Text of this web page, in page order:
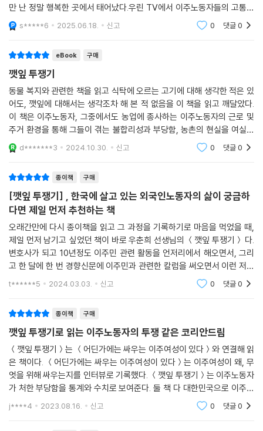
가 살고 있다. 그것도 매달 수십만 원의 돈을 지불하면서!
이 책에 있는 그대로 서술한다. 이주노동자들이 사는 집은 대부분 냉·난방
장치가 허술한 데다 자연재해를 막아줄 안전장치가 전혀 없었다. 밭 한가
운데 외따로 있던 한 비닐하우스 집은 잠금장치가 없어 아무나 들어올 수
있었고, 콘크리트 농수로 위에 그야말로 ‘얹어놓은’ 컨테이너 집은 집 밑에
물이 졸졸 흘렀다. 왕복 2차선 도로 옆에 있던 두 명이 누우면 꽉 차는 네다
섯 평의 컨테이너에는 세 명의 이주노동자가 부대끼며 살면서 매달 75만
원을 냈고, 다 쓰러져 가는 폐가를 대충 고쳐놓아 한겨울 바람이 숭숭 들어
오는 공간에는 다섯 명의 이주노동자가 월세로 2백만 원을 내고 살았다. 저
연한 권리에 대해 말한다.
컨테이너 두 개가 붙어 있는 열 평 남짓한 공간에 방, 부엌, 샤워실이 하나
씩 있었다. 햇빛도 제대로 들지 않았고 환기도 전혀 되지 않았다. …… 집 안
곳곳에 온갖 벌레가 우글거렸다. 부엌은 각종 곰팡이가 마치 작은 생태계
를 이루는 것 같았다. 관리를 안 해서가 아니라 환경이 그랬다. 그 공간에서
세 명은 방에서 자고 나머지 두 명은 방이 좁아 부엌 앞 공간에서 잔다고 했
다. _21~22쪽
정부는 이주노동자를 일손이 필요한 곳에 데려다가 채우는 ‘인력 수급 정
책’의 대상으로만 본다. 오로지 어떻게 농촌의 부족한 인력을 채울지 골몰
하며, 일하는 사람은 온데간데없고 수요와 공급의 숫자에만 관심을 쏟는
다. 이주노동자가 어떤 곳에서 사는지, 얼마나 오랫동안 일하는지, 최소한
의 인간적인 대우를 받기는 하는지, 그 실상에는 별로 관심이 없다. _38쪽
깻잎을 먹을 때마다 이주노동자가 생각난다
_하루 종일 1만 5천 장의 깻잎을 따야만 하는 사람들
만 난 정말 행복한 곳에서 태어났다.우린 TV에서 이주노동자들의 고통만
접했는데 고용주는 고용주대로 고통이 컸다.우리사회가 그들의 목소리에
귀 기울여야 할 차례이
s*****6 2025.06.18. 신고 0 댓글0
eBook 구매
깻잎 투쟁기
동물 복지와 관련한 책을 읽고 식탁에 오르는 고기에 대해 생각한 적은 있
어도, 깻잎에 대해서는 생각조차 해 본 적 없음을 이 책을 읽고 깨달았다.
이 책은 이주노동자, 그중에서도 농업에 종사하는 이주노동자의 근로 및
주거 환경을 통해 그들이 겪는 불합리성과 부당함, 농촌의 현실을 여실히
보여준다. 한국 사회의 치부를 드러낸 아주 값진 책이다.
d*******3 2024.10.30. 신고 0 댓글0
종이책 구매
[깻잎 투쟁기] , 한국에 살고 있는 외국인노동자의 삶이 궁금하
다면 제일 먼저 추천하는 책
오래간만에 다시 종이책을 읽고 그 과정을 기록하기로 마음을 먹었을 때,
제일 먼저 남기고 싶었던 책이 바로 우춘희 선생님의 ＜깻잎 투쟁기＞ 다.
변호사가 되고 10년정도 이주민 관련 활동을 언저리에서 해오면서, 그리
고 한 달에 한 번 경향신문에 이주민과 관련한 칼럼을 써오면서 이런 저런
글과 책을 많이 읽었는데 처음 손에잡고 마지막까지 쉼없이 내달렸던 책은
t******5 2024.03.03. 신고 0 댓글0
종이책 구매
깻잎 투쟁기로 읽는 이주노동자의 투쟁 같은 코리안드림
＜깻잎 투쟁기＞는 ＜어딘가에는 싸우는 이주여성이 있다＞와 연결해 읽
은 책이다. ＜어딘가에는 싸우는 이주여성이 있다＞는 이주여성이 왜, 무
엇을 위해 싸우는지를 인터뷰로 기록했다. ＜깻잎 투쟁기＞는 이주노동자
가 처한 부당함을 통계와 수치로 보여준다. 둘 책 다 대한민국으로 이주한
사람들의 목소리를 직접 들을 수 있다. ＜깻잎 투쟁기＞ 작가가 전하는
메시지는 다
j****4 2023.08.16. 신고 0 댓글0